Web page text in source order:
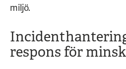
miljö.
respons för